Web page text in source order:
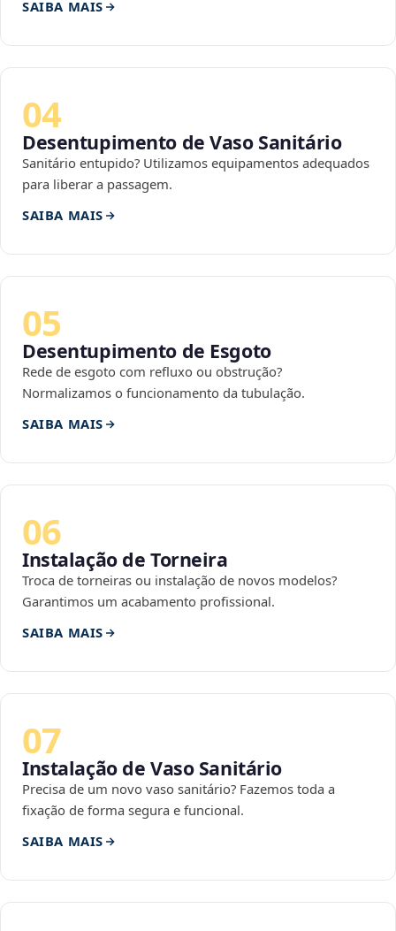
SAIBA MAIS
04
Desentupimento de Vaso Sanitário
Sanitário entupido? Utilizamos equipamentos adequados
para liberar a passagem.
SAIBA MAIS
05
Desentupimento de Esgoto
Rede de esgoto com refluxo ou obstrução?
Normalizamos o funcionamento da tubulação.
SAIBA MAIS
06
Instalação de Torneira
Troca de torneiras ou instalação de novos modelos?
Garantimos um acabamento profissional.
SAIBA MAIS
07
Instalação de Vaso Sanitário
Precisa de um novo vaso sanitário? Fazemos toda a
fixação de forma segura e funcional.
SAIBA MAIS